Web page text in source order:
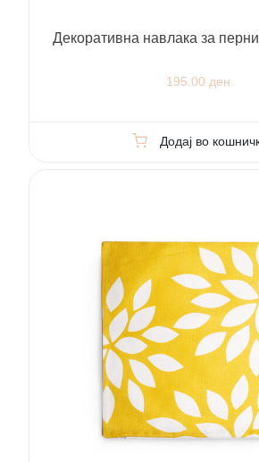
Декоративна навлака за
195.00 ден.
Додај во